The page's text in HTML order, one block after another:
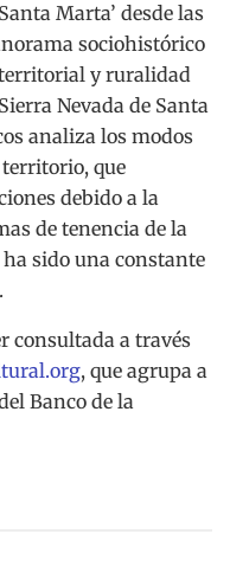
Marta’ desde las
sociohistórico
territorial y ruralidad
Nevada de Santa
analiza los modos
territorio, que
debido a la
de tenencia de la
sido una constante
consultada a través
, que agrupa a
Banco de la